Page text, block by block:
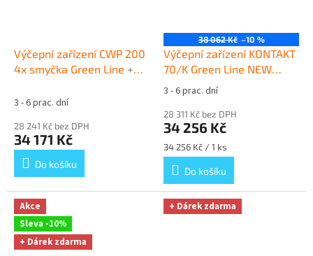
Výčepní zařízení CWP 200
4x smyčka Green Line +
3 - 6 prac. dní
28 241 Kč bez DPH
34 171 Kč
Do košíku
38 062 Kč –10 %
Výčepní zařízení KONTAKT
70/K Green Line NEW
komplet PLOCHÝ, KOMBI
Dárek zdarma
Průměrné
produktu
je
5,0
z
hvězdiček.
3 - 6 prac. dní
28 311 Kč bez DPH
34 256 Kč
Měrná
cena:
34 256 Kč / 1 ks
Do košíku
Akce
Sleva -10%
+ Dárek zdarma
+ Dárek zdarma